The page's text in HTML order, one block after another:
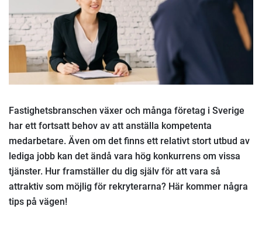
Fastighetsbranschen växer och många företag i Sverige
har ett fortsatt behov av att anställa kompetenta
medarbetare. Även om det finns ett relativt stort utbud av
lediga jobb kan det ändå vara hög konkurrens om vissa
tjänster. Hur framställer du dig själv för att vara så
attraktiv som möjlig för rekryterarna? Här kommer några
tips på vägen!